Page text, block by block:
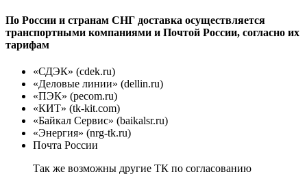
По России и странам СНГ доставка осуществляется
транспортными компаниями и Почтой России, согласно их
тарифам
«СДЭК» (cdek.ru)
«Деловые линии» (dellin.ru)
«ПЭК» (pecom.ru)
«КИТ» (tk-kit.com)
«Байкал Сервис» (baikalsr.ru)
«Энергия» (nrg-tk.ru)
Почта России
Так же возможны другие ТК по согласованию